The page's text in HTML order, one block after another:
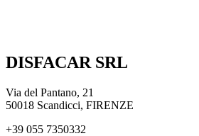
DISFACAR SRL
Via del Pantano, 21
50018 Scandicci, FIRENZE
+39 055 7350332